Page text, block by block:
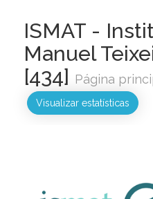
ISMAT -
Manuel
[434] Página
Visualizar estatísticas